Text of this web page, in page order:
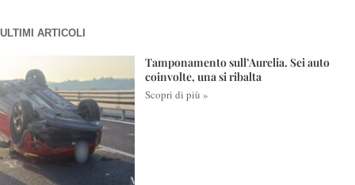
ULTIMI ARTICOLI
Tamponamento sull’Aurelia. Sei auto
coinvolte, una si ribalta
Scopri di più »